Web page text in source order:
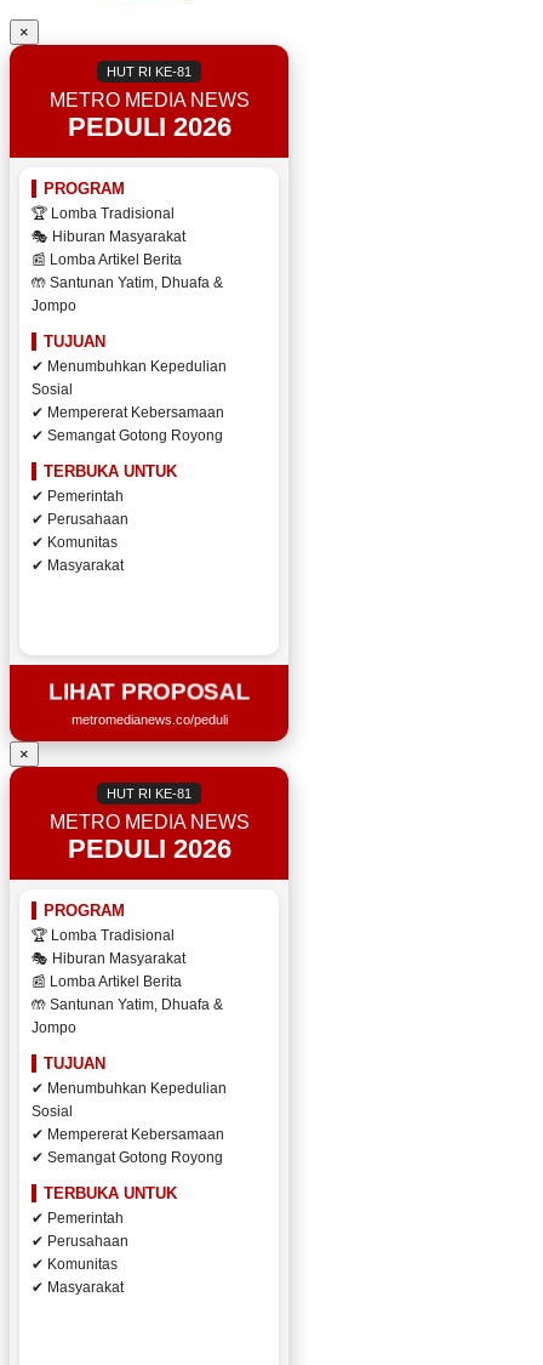
×
HUT RI KE-81
METRO MEDIA NEWS
PEDULI 2026
PROGRAM
🏆 Lomba Tradisional
🎭 Hiburan Masyarakat
📰 Lomba Artikel Berita
🤲 Santunan Yatim, Dhuafa &
Jompo
TUJUAN
✔ Menumbuhkan Kepedulian
Sosial
✔ Mempererat Kebersamaan
✔ Semangat Gotong Royong
TERBUKA UNTUK
✔ Pemerintah
✔ Perusahaan
✔ Komunitas
✔ Masyarakat
LIHAT PROPOSAL
metromedianews.co/peduli
×
HUT RI KE-81
METRO MEDIA NEWS
PEDULI 2026
PROGRAM
🏆 Lomba Tradisional
🎭 Hiburan Masyarakat
📰 Lomba Artikel Berita
🤲 Santunan Yatim, Dhuafa &
Jompo
TUJUAN
✔ Menumbuhkan Kepedulian
Sosial
✔ Mempererat Kebersamaan
✔ Semangat Gotong Royong
TERBUKA UNTUK
✔ Pemerintah
✔ Perusahaan
✔ Komunitas
✔ Masyarakat